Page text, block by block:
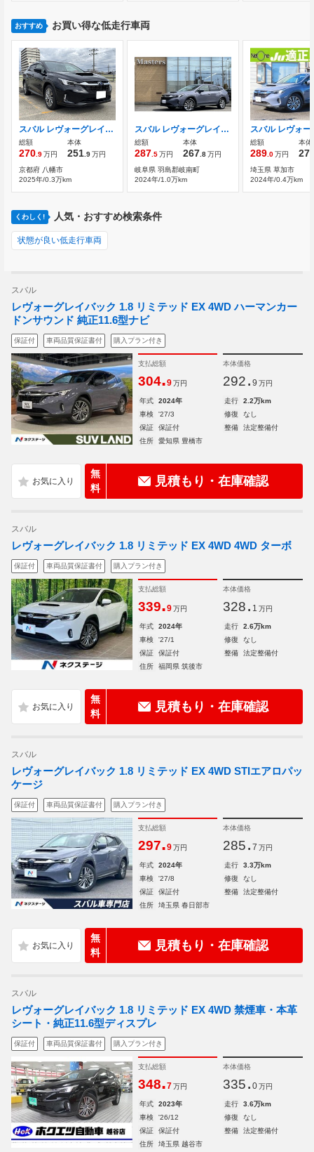
おすすめ お買い得な低走行車両
スバル レヴォーグレイバック 1.8 リミテッド EX 4WD
総額
270.9万円
本体
251.9万円
京都府 八幡市
2025年/0.3万km
スバル レヴォーグレイバック 1.8 リミテッド EX 4WD ・ハーマンカードンサウンド・11.6型ナビ
総額
287.5万円
本体
267.8万円
岐阜県 羽島郡岐南町
2024年/1.0万km
総額
289.0万円
本体
埼玉県 草加市
2024年/0.4万km
くわしく! 人気・おすすめ検索条件
状態が良い低走行車両
スバル
レヴォーグレイバック 1.8 リミテッド EX 4WD ハーマンカー
ドンサウンド 純正11.6型ナビ
保証付 車両品質保証書付 購入プラン付き
支払総額
304.9 万円
本体価格
292. 9 万円
年式 2024年 走行
2.2万km
車検
'27/3 修復
なし
保証
保証付 整備
法定整備付
住所
愛知県 豊橋市
無
料
見積もり・在庫確認
スバル
レヴォーグレイバック 1.8 リミテッド EX 4WD 4WD ターボ
保証付 車両品質保証書付 購入プラン付き
支払総額
339.9 万円
本体価格
328. 1 万円
年式 2024年 走行
2.6万km
車検
'27/1 修復
なし
保証
保証付 整備
法定整備付
住所
福岡県 筑後市
無
料
見積もり・在庫確認
スバル
レヴォーグレイバック 1.8 リミテッド EX 4WD STIエアロパッ
ケージ
保証付 車両品質保証書付 購入プラン付き
支払総額
297.9 万円
本体価格
285. 7 万円
年式 2024年 走行
3.3万km
車検
'27/8 修復
なし
保証
保証付 整備
法定整備付
住所
埼玉県 春日部市
無
料
見積もり・在庫確認
スバル
レヴォーグレイバック 1.8 リミテッド EX 4WD 禁煙車・本革
シート・純正11.6型ディスプレ
保証付 車両品質保証書付 購入プラン付き
支払総額
348.7 万円
本体価格
335. 0 万円
年式 2023年 走行
3.6万km
車検
'26/12 修復
なし
保証
保証付 整備
法定整備付
住所
埼玉県 越谷市